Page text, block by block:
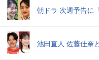
朝ドラ 次週予告に
池田直人 佐藤佳奈